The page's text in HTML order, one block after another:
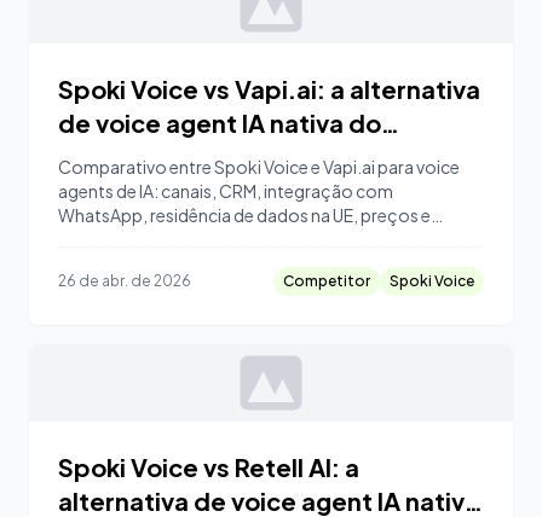
Spoki Voice vs Vapi.ai: a alternativa
de voice agent IA nativa do
WhatsApp
Comparativo entre Spoki Voice e Vapi.ai para voice
agents de IA: canais, CRM, integração com
WhatsApp, residência de dados na UE, preços e
26 de abr. de 2026 Competitor Spoki Voice
Spoki Voice vs Retell AI: a
alternativa de voice agent IA nativa